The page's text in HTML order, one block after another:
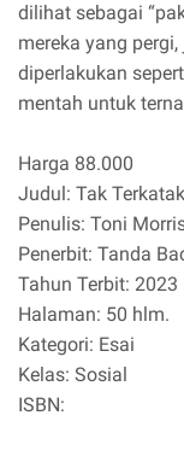
dilihat sebagai
mereka yang
diperlakukan
mentah untuk
Harga 88.000
Judul: Tak
Penulis: Toni
Penerbit: Tanda
Tahun Terbit: 2023
Halaman: 50 hlm.
Kategori: Esai
Kelas: Sosial
ISBN: